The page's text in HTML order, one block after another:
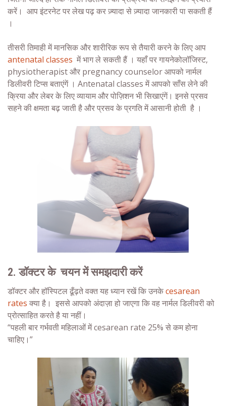
करें। आप इंटरनेट पर लेख पढ़ कर ज़्यादा से ज़्यादा जानकारी पा सकती हैं
।
तीसरी तिमाही में मानसिक और शारीरिक रूप से तैयारी करने के लिए आप
antenatal classes में भाग ले सकती हैं । यहाँ परगायनेकोलॉजिस्ट,
physiotherapist और pregnancy counselor आपकोनार्मल
डिलीवरी टिप्सबताएंगें । Antenatal classes में आपको साँस लेने की
क्रिया और लेबर के लिए व्यायाम और पोज़िशन भी सिखाएंगें। इनसे प्रसव
सहने की क्षमता बढ़ जाती है और प्रसव के प्रगति में आसानी होती है ।
2. डॉक्टर के चयन में समझदारीकरें
डॉक्टर और हॉस्पिटल ढूँढ़ते वक्त यह ध्यान रखें कि उनकेcesarean
rates क्या है। इससे आपको अंदाज़ा हो जाएगा कि वह नार्मल डिलीवरी को
प्रोत्साहित करते है या नहीं।
“पहली बार गर्भवती महिलाओं में cesarean rate 25% से कम होना
चाहिए।”